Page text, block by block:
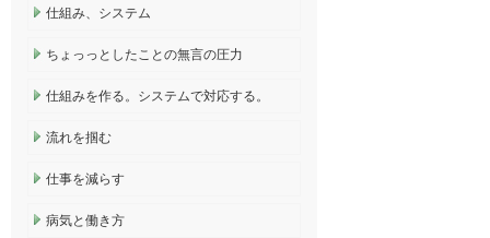
仕組み、システム
ちょっっとしたことの無言の圧力
仕組みを作る。システムで対応する。
流れを掴む
仕事を減らす
病気と働き方